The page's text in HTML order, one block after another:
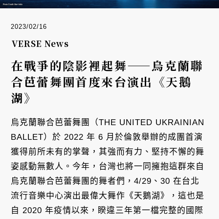
2023/02/16
VERSE News
在戰爭的陰影裡起舞——烏克蘭聯
合芭蕾舞團首度來台演出《天鵝
湖》
烏克蘭聯合芭蕾舞團（THE UNITED UKRAINIAN
BALLET）於 2022 年 6 月於倫敦舉辦的成團首演
獲得前所未有的掌聲，其強而有力、堅持不懈的舞
姿感動無數人。今年，台灣也將一同擁抱這群來自
烏克蘭聯合芭蕾舞團的舞者們，4/29、30 在台北
流行音樂中心演出最偉大舞作《天鵝湖》，這也是
自 2020 年疫情以來，睽違三年第一檔完整的國際